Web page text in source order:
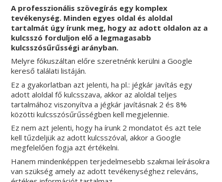
A professzionális szövegírás egy komplex
tevékenység. Minden egyes oldal és aloldal
tartalmát úgy írunk meg, hogy az adott oldalon az a
kulcsszó forduljon elő a legmagasabb
kulcsszósűrűsségi arányban.
Melyre fókuszáltan előre szeretnénk kerülni a Google
kereső találati listáján.
Ez a gyakorlatban azt jelenti, ha pl.: jégkár javítás egy
adott aloldal fő kulcsszava, akkor az aloldal teljes
tartalmához viszonyítva a jégkár javításnak 2 és 8%
közötti kulcsszósűrűsségben kell megjelennie.
Ez nem azt jelenti, hogy ha írunk 2 mondatot és azt tele
kell tűzdeljük az adott kulcsszóval, akkor a Google
megfelelően fogja azt értékelni.
Hanem mindenképpen terjedelmesebb szakmai leírásokra
van szükség amely az adott tevékenységhez releváns,